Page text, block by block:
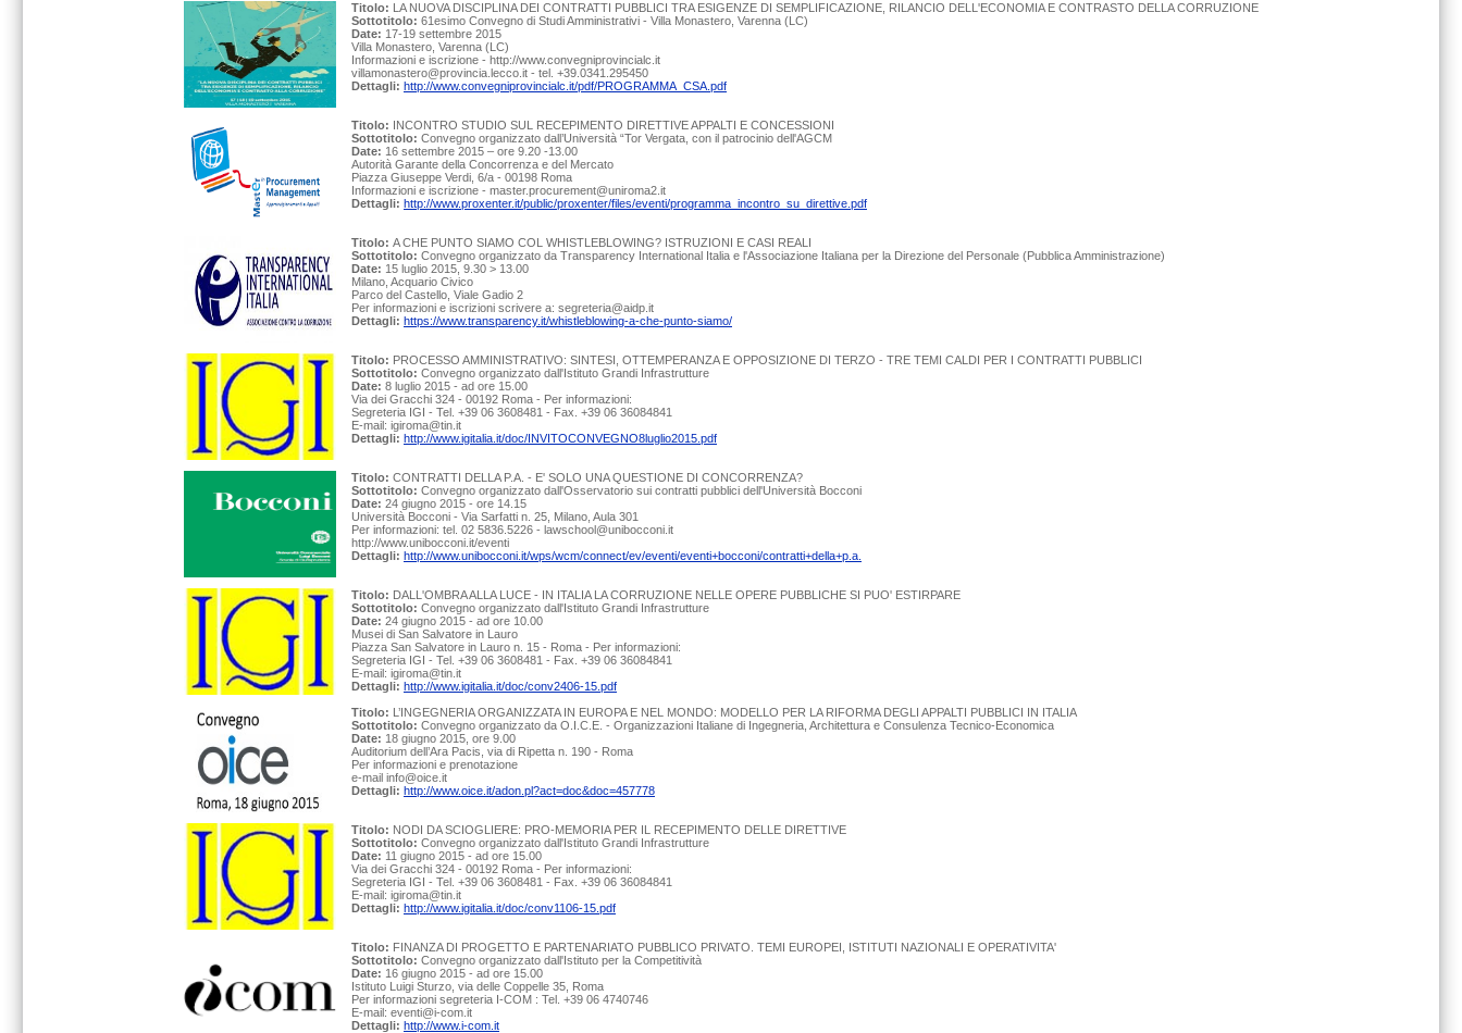
Titolo: LA NUOVA DISCIPLINA DEI CONTRATTI PUBBLICI TRA ESIGENZE DI SEMPLIFICAZIONE, RILANCIO DELL'ECONOMIA E CONTRASTO DELLA CORRUZIONE
Sottotitolo: 61esimo Convegno di Studi Amministrativi - Villa Monastero, Varenna (LC)
Date: 17-19 settembre 2015
Villa Monastero, Varenna (LC)
Informazioni e iscrizione - http://www.convegniprovincialc.it
villamonastero@provincia.lecco.it - tel. +39.0341.295450
Dettagli: http://www.convegniprovincialc.it/pdf/PROGRAMMA_CSA.pdf
Titolo: INCONTRO STUDIO SUL RECEPIMENTO DIRETTIVE APPALTI E CONCESSIONI
Sottotitolo: Convegno organizzato dall’Università “Tor Vergata, con il patrocinio dell'AGCM
Date: 16 settembre 2015 – ore 9.20 -13.00
Autorità Garante della Concorrenza e del Mercato
Piazza Giuseppe Verdi, 6/a - 00198 Roma
Informazioni e iscrizione - master.procurement@uniroma2.it
Dettagli: http://www.proxenter.it/public/proxenter/files/eventi/programma_incontro_su_direttive.pdf
Titolo: A CHE PUNTO SIAMO COL WHISTLEBLOWING? ISTRUZIONI E CASI REALI
Sottotitolo: Convegno organizzato da Transparency International Italia e l'Associazione Italiana per la Direzione del Personale (Pubblica Amministrazione)
Date: 15 luglio 2015, 9.30 > 13.00
Milano, Acquario Civico
Parco del Castello, Viale Gadio 2
Per informazioni e iscrizioni scrivere a: segreteria@aidp.it
Dettagli: https://www.transparency.it/whistleblowing-a-che-punto-siamo/
Titolo: PROCESSO AMMINISTRATIVO: SINTESI, OTTEMPERANZA E OPPOSIZIONE DI TERZO - TRE TEMI CALDI PER I CONTRATTI PUBBLICI
Sottotitolo: Convegno organizzato dall'Istituto Grandi Infrastrutture
Date: 8 luglio 2015 - ad ore 15.00
Via dei Gracchi 324 - 00192 Roma - Per informazioni:
Segreteria IGI - Tel. +39 06 3608481 - Fax. +39 06 36084841
E-mail: igiroma@tin.it
Dettagli: http://www.igitalia.it/doc/INVITOCONVEGNO8luglio2015.pdf
Titolo: CONTRATTI DELLA P.A. - E' SOLO UNA QUESTIONE DI CONCORRENZA?
Sottotitolo: Convegno organizzato dall'Osservatorio sui contratti pubblici dell'Università Bocconi
Date: 24 giugno 2015 - ore 14.15
Università Bocconi - Via Sarfatti n. 25, Milano, Aula 301
Per informazioni: tel. 02 5836.5226 - lawschool@unibocconi.it
http://www.unibocconi.it/eventi
Dettagli: http://www.unibocconi.it/wps/wcm/connect/ev/eventi/eventi+bocconi/contratti+della+p.a.
Titolo: DALL'OMBRA ALLA LUCE - IN ITALIA LA CORRUZIONE NELLE OPERE PUBBLICHE SI PUO' ESTIRPARE
Sottotitolo: Convegno organizzato dall'Istituto Grandi Infrastrutture
Date: 24 giugno 2015 - ad ore 10.00
Musei di San Salvatore in Lauro
Piazza San Salvatore in Lauro n. 15 - Roma - Per informazioni:
Segreteria IGI - Tel. +39 06 3608481 - Fax. +39 06 36084841
E-mail: igiroma@tin.it
Dettagli: http://www.igitalia.it/doc/conv2406-15.pdf
Titolo: L’INGEGNERIA ORGANIZZATA IN EUROPA E NEL MONDO: MODELLO PER LA RIFORMA DEGLI APPALTI PUBBLICI IN ITALIA
Sottotitolo: Convegno organizzato da O.I.C.E. - Organizzazioni Italiane di Ingegneria, Architettura e Consulenza Tecnico-Economica
Date: 18 giugno 2015, ore 9.00
Auditorium dell’Ara Pacis, via di Ripetta n. 190 - Roma
Per informazioni e prenotazione
e-mail info@oice.it
Dettagli: http://www.oice.it/adon.pl?act=doc&doc=457778
Titolo: NODI DA SCIOGLIERE: PRO-MEMORIA PER IL RECEPIMENTO DELLE DIRETTIVE
Sottotitolo: Convegno organizzato dall'Istituto Grandi Infrastrutture
Date: 11 giugno 2015 - ad ore 15.00
Via dei Gracchi 324 - 00192 Roma - Per informazioni:
Segreteria IGI - Tel. +39 06 3608481 - Fax. +39 06 36084841
E-mail: igiroma@tin.it
Dettagli: http://www.igitalia.it/doc/conv1106-15.pdf
Titolo: FINANZA DI PROGETTO E PARTENARIATO PUBBLICO PRIVATO. TEMI EUROPEI, ISTITUTI NAZIONALI E OPERATIVITA'
Sottotitolo: Convegno organizzato dall'Istituto per la Competitività
Date: 16 giugno 2015 - ad ore 15.00
Istituto Luigi Sturzo, via delle Coppelle 35, Roma
Per informazioni segreteria I-COM : Tel. +39 06 4740746
E-mail: eventi@i-com.it
Dettagli: http://www.i-com.it